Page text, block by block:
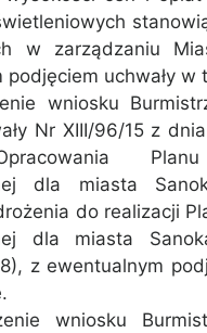
w zarządzaniu
podjęciem uchwały w
wniosku
Nr XIII/96/15 z
dla miasta
do realizacji
dla miasta
z ewentualnym
wniosku